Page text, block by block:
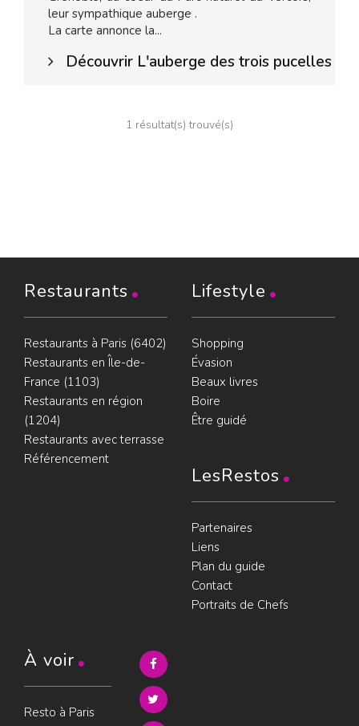
leur sympathique auberge .
La carte annonce la...
Découvrir L'auberge des trois pucelles
1 résultat(s) trouvé(s)
Restaurants
Restaurants à Paris (6402)
Restaurants en Île-de-
France (1103)
Restaurants en région
(1204)
Restaurants avec terrasse
Référencement
Lifestyle
Shopping
Évasion
Beaux livres
Boire
Être guidé
LesRestos
Partenaires
Liens
Plan du guide
Contact
Portraits de Chefs
À voir
Resto à Paris